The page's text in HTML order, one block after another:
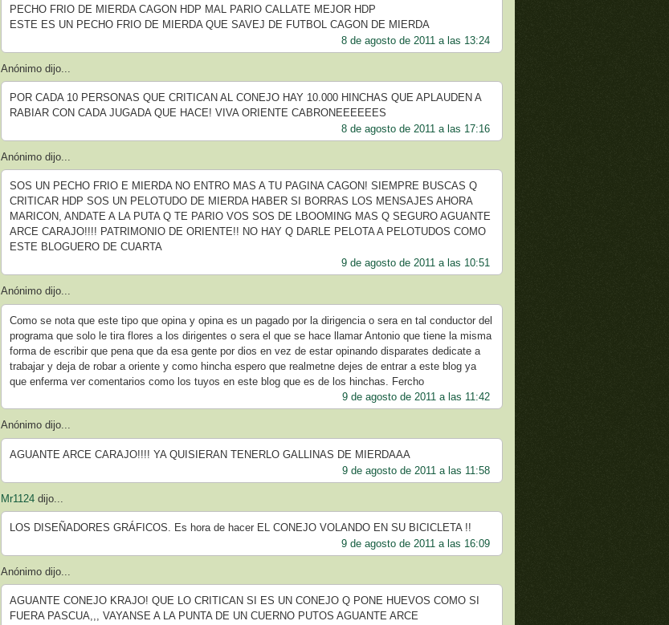
PECHO FRIO DE MIERDA CAGON HDP MAL PARIO CALLATE MEJOR HDP
ESTE ES UN PECHO FRIO DE MIERDA QUE SAVEJ DE FUTBOL CAGON DE MIERDA
8 de agosto de 2011 a las 13:24
Anónimo dijo...
POR CADA 10 PERSONAS QUE CRITICAN AL CONEJO HAY 10.000 HINCHAS QUE APLAUDEN A
RABIAR CON CADA JUGADA QUE HACE! VIVA ORIENTE CABRONEEEEEES
8 de agosto de 2011 a las 17:16
Anónimo dijo...
SOS UN PECHO FRIO E MIERDA NO ENTRO MAS A TU PAGINA CAGON! SIEMPRE BUSCAS Q
CRITICAR HDP SOS UN PELOTUDO DE MIERDA HABER SI BORRAS LOS MENSAJES AHORA
MARICON, ANDATE A LA PUTA Q TE PARIO VOS SOS DE LBOOMING MAS Q SEGURO AGUANTE
ARCE CARAJO!!!! PATRIMONIO DE ORIENTE!! NO HAY Q DARLE PELOTA A PELOTUDOS COMO
ESTE BLOGUERO DE CUARTA
9 de agosto de 2011 a las 10:51
Anónimo dijo...
Como se nota que este tipo que opina y opina es un pagado por la dirigencia o sera en tal conductor del
programa que solo le tira flores a los dirigentes o sera el que se hace llamar Antonio que tiene la misma
forma de escribir que pena que da esa gente por dios en vez de estar opinando disparates dedicate a
trabajar y deja de robar a oriente y como hincha espero que realmetne dejes de entrar a este blog ya
que enferma ver comentarios como los tuyos en este blog que es de los hinchas. Fercho
9 de agosto de 2011 a las 11:42
Anónimo dijo...
AGUANTE ARCE CARAJO!!!! YA QUISIERAN TENERLO GALLINAS DE MIERDAAA
9 de agosto de 2011 a las 11:58
Mr1124 dijo...
LOS DISEÑADORES GRÁFICOS. Es hora de hacer EL CONEJO VOLANDO EN SU BICICLETA !!
9 de agosto de 2011 a las 16:09
Anónimo dijo...
AGUANTE CONEJO KRAJO! QUE LO CRITICAN SI ES UN CONEJO Q PONE HUEVOS COMO SI
FUERA PASCUA,,, VAYANSE A LA PUNTA DE UN CUERNO PUTOS AGUANTE ARCE